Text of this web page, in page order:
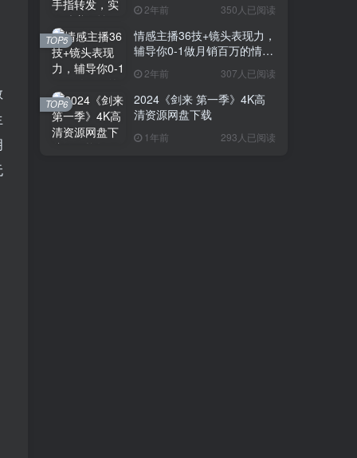
2年前 350人已阅读
情感主播36技+镜头表现力，
辅导你0-1做月销百万的情感
2年前 307人已阅读
TOP5
2024《剑来 第一季》4K高
清资源网盘下载
1年前 293人已阅读
TOP6